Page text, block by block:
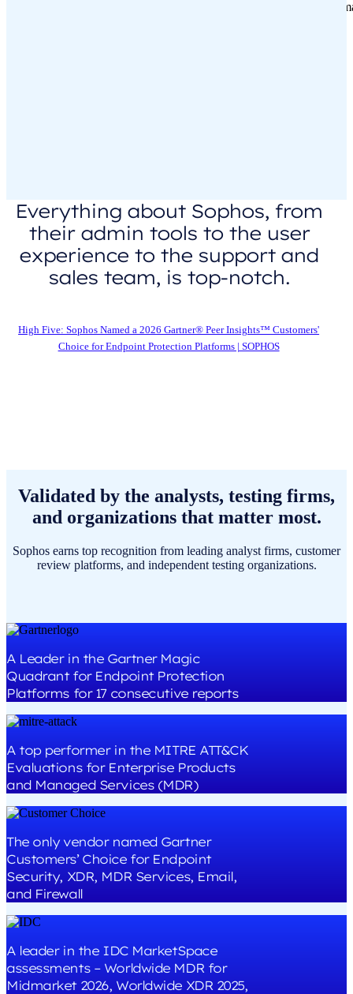
Everything about Sophos, from
their admin tools to the user
experience to the support and
sales team, is top-notch.
High Five: Sophos Named a 2026 Gartner® Peer Insights™ Customers'
Choice for Endpoint Protection Platforms | SOPHOS
Validated by the analysts, testing firms,
and organizations that matter most.
Sophos earns top recognition from leading analyst firms, customer
review platforms, and independent testing organizations.
A Leader in the Gartner Magic
Quadrant for Endpoint Protection
Platforms for 17 consecutive reports
A top performer in the MITRE ATT&CK
Evaluations for Enterprise Products
and Managed Services (MDR)
The only vendor named Gartner
Customers’ Choice for Endpoint
Security, XDR, MDR Services, Email,
and Firewall
A leader in the IDC MarketSpace
assessments – Worldwide MDR for
Midmarket 2026, Worldwide XDR 2025,